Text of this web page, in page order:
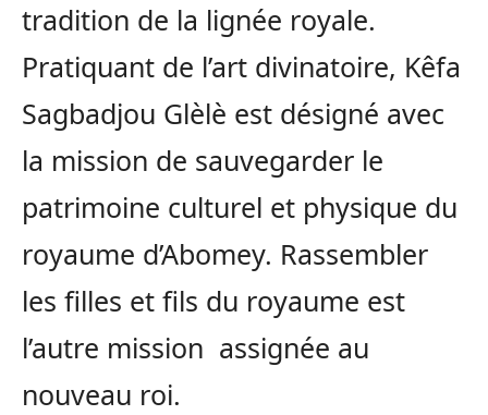
tradition de la lignée royale.
Pratiquant de l’art divinatoire, Kêfa
Sagbadjou Glèlè est désigné avec
la mission de sauvegarder le
patrimoine culturel et physique du
royaume d’Abomey. Rassembler
les filles et fils du royaume est
l’autre mission assignée au
nouveau roi.